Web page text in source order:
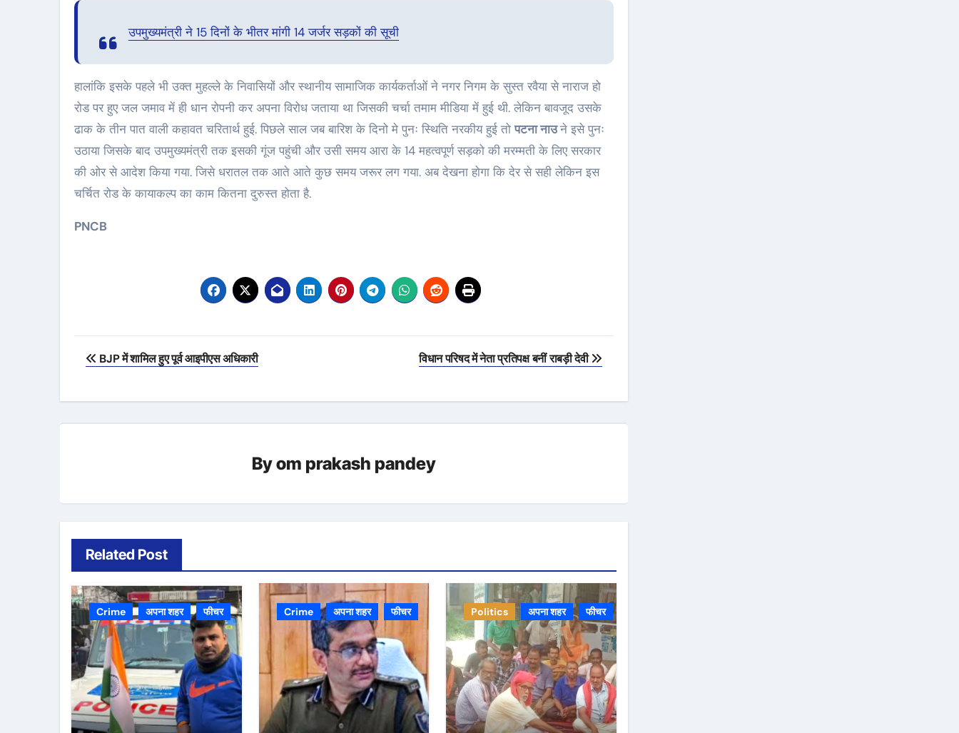
उपमुख्यमंत्री ने 15 दिनों के भीतर मांगी 14 जर्जर सड़कों की सूची
हालांकि इसके पहले भी उक्त मुहल्ले के निवासियों और स्थानीय सामाजिक कार्यकर्ताओं ने नगर निगम के सुस्त रवैया से नाराज हो
रोड पर हुए जल जमाव में ही धान रोपनी कर अपना विरोध जताया था जिसकी चर्चा तमाम मीडिया में हुई थी. लेकिन बावजूद उसके
ढाक के तीन पात वाली कहावत चरितार्थ हुई. पिछले साल जब बारिश के दिनो मे पुनः स्थिति नरकीय हुई तोपटना नाउने इसे पुनः
उठाया जिसके बाद उपमुख्यमंत्री तक इसकी गूंज पहुंची और उसी समय आरा के 14 महत्वपूर्ण सड़को की मरम्मती के लिए सरकार
की ओर से आदेश किया गया. जिसे धरातल तक आते आते कुछ समय जरूर लग गया. अब देखना होगा कि देर से सही लेकिन इस
चर्चित रोड के कायाकल्प का काम कितना दुरुस्त होता है.
PNCB
Post
BJP में शामिल हुए पूर्व आइपीएस अधिकारी विधान परिषद में नेता प्रतिपक्ष बनीं राबड़ी देवी
Byom prakash pandey
Related Post
Crime अपना शहर फीचर Crime अपना शहर फीचर Politics अपना शहर फीचर